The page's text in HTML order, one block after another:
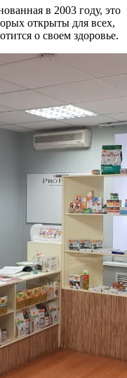
в 2003 году, это
открыты для всех,
о своем здоровье.